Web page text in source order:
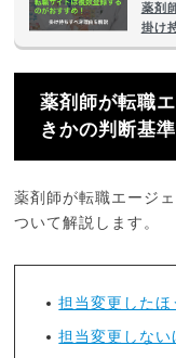
薬剤
掛け
薬剤師が転職
きかの判断基準
薬剤師が転職エージ
ついて解説します。
担当変更したほ
担当変更しない